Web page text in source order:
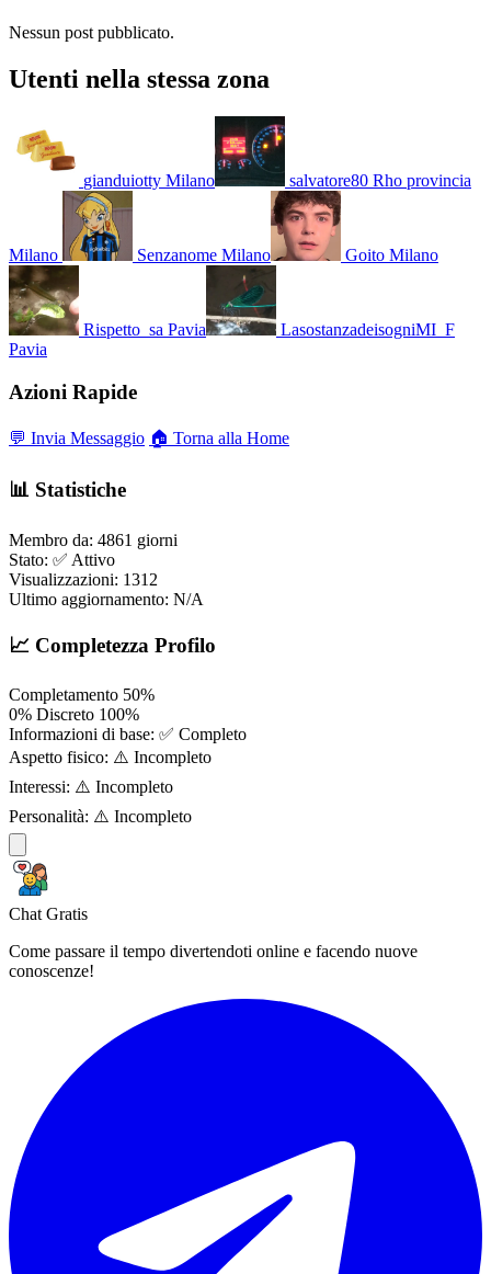
Nessun post pubblicato.
Utenti nella stessa zona
gianduiotty Milano salvatore80 Rho provincia
Milano Senzanome Milano Goito Milano
Rispetto_sa Pavia
LasostanzadeisogniMI_F
Pavia
Azioni Rapide
💬 Invia Messaggio 🏠 Torna alla Home
📊 Statistiche
Membro da: 4861 giorni
Stato: ✅ Attivo
Visualizzazioni: 1312
Ultimo aggiornamento: N/A
📈 Completezza Profilo
Completamento 50%
0% Discreto 100%
Informazioni di base: ✅ Completo
Aspetto fisico: ⚠️ Incompleto
Interessi: ⚠️ Incompleto
Personalità: ⚠️ Incompleto
Chat Gratis
Come passare il tempo divertendoti online e facendo nuove
conoscenze!